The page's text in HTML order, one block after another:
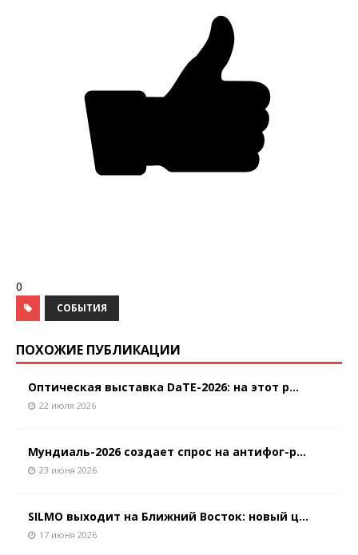
0
СОБЫТИЯ
ПОХОЖИЕ ПУБЛИКАЦИИ
Оптическая выставка DaTE-2026: на этот р...
22 июля 2026
Мундиаль-2026 создает спрос на антифог-р...
23 июня 2026
SILMO выходит на Ближний Восток: новый ц...
17 июня 2026